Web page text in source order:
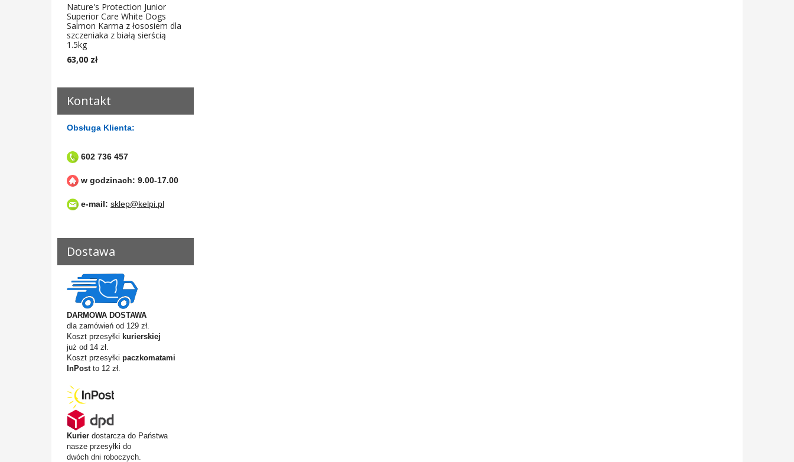
Nature's Protection Junior
Superior Care White Dogs
Salmon Karma z łososiem dla
szczeniaka z białą sierścią
1.5kg
63,00 zł
Kontakt
Obsługa Klienta:
602 736 457
w godzinach: 9.00-17.00
e-mail: sklep@kelpi.pl
Dostawa
DARMOWA DOSTAWA
dla zamówień od 129 zł.
Koszt przesyłki kurierskiej
już od 14 zł.
Koszt przesyłki paczkomatami
InPost to 12 zł.
Kurier dostarcza do Państwa
nasze przesyłki do
dwóch dni roboczych.